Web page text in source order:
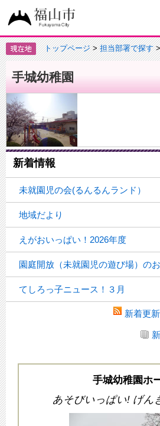
トップページ>担当部署で探す>
手城幼稚園
新着情報
未就園児の会(るんるんランド）
地域だより
えがおいっぱい！2026年度
園庭開放（未就園児の遊び場）の
てしろっ子ニュース！３月
新着更
手城幼稚園ホ
あそびいっぱい! げん